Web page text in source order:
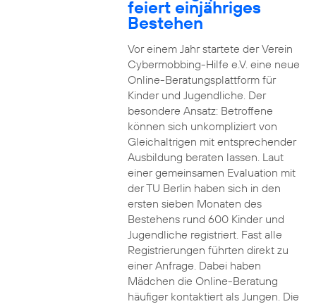
feiert einjähriges
Bestehen
Vor einem Jahr startete der Verein
Cybermobbing-Hilfe e.V. eine neue
Online-Beratungsplattform für
Kinder und Jugendliche. Der
besondere Ansatz: Betroffene
können sich unkompliziert von
Gleichaltrigen mit entsprechender
Ausbildung beraten lassen. Laut
einer gemeinsamen Evaluation mit
der TU Berlin haben sich in den
ersten sieben Monaten des
Bestehens rund 600 Kinder und
Jugendliche registriert. Fast alle
Registrierungen führten direkt zu
einer Anfrage. Dabei haben
Mädchen die Online-Beratung
häufiger kontaktiert als Jungen. Die